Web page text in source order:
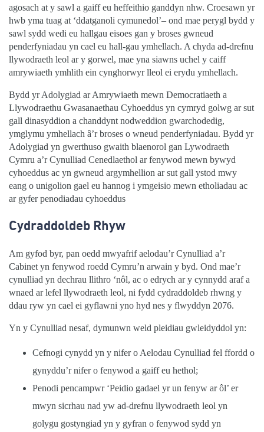
agosach at y sawl a gaiff eu heffeithio ganddyn nhw. Croesawn yr
hwb yma tuag at ‘ddatganoli cymunedol’– ond mae perygl bydd y
sawl sydd wedi eu hallgau eisoes gan y broses gwneud
penderfyniadau yn cael eu hall-gau ymhellach. A chyda ad-drefnu
llywodraeth leol ar y gorwel, mae yna siawns uchel y caiff
amrywiaeth ymhlith ein cynghorwyr lleol ei erydu ymhellach.
Bydd yr Adolygiad ar Amrywiaeth mewn Democratiaeth a
Llywodraethu Gwasanaethau Cyhoeddus yn cymryd golwg ar sut
gall dinasyddion a chanddynt nodweddion gwarchodedig,
ymglymu ymhellach â’r broses o wneud penderfyniadau. Bydd yr
Adolygiad yn gwerthuso gwaith blaenorol gan Lywodraeth
Cymru a’r Cynulliad Cenedlaethol ar fenywod mewn bywyd
cyhoeddus ac yn gwneud argymhellion ar sut gall ystod mwy
eang o unigolion gael eu hannog i ymgeisio mewn etholiadau ac
ar gyfer penodiadau cyhoeddus
Cydraddoldeb Rhyw
Am gyfod byr, pan oedd mwyafrif aelodau’r Cynulliad a’r
Cabinet yn fenywod roedd Cymru’n arwain y byd. Ond mae’r
cynulliad yn dechrau llithro ‘nôl, ac o edrych ar y cynnydd araf a
wnaed ar lefel llywodraeth leol, ni fydd cydraddoldeb rhwng y
ddau ryw yn cael ei gyflawni yno hyd nes y flwyddyn 2076.
Yn y Cynulliad nesaf, dymunwn weld pleidiau gwleidyddol yn:
Cefnogi cynydd yn y nifer o Aelodau Cynulliad fel ffordd o
gynyddu’r nifer o fenywod a gaiff eu hethol;
Penodi pencampwr ‘Peidio gadael yr un fenyw ar ôl’ er
mwyn sicrhau nad yw ad-drefnu llywodraeth leol yn
golygu gostyngiad yn y gyfran o fenywod sydd yn